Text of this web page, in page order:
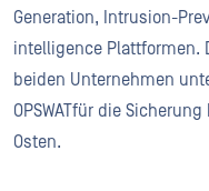
Generation, Intrusion-
intelligence Plattformen.
beiden Unternehmen
OPSWATfür die
Osten.